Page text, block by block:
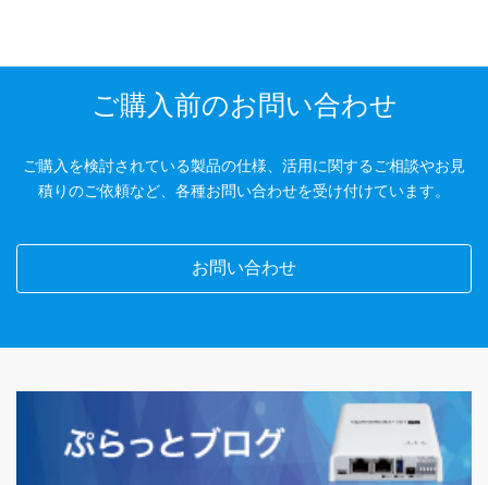
ご購入前のお問い合わせ
ご購入を検討されている製品の仕様、活用に関するご相談やお見
積りのご依頼など、各種お問い合わせを受け付けています。
お問い合わせ